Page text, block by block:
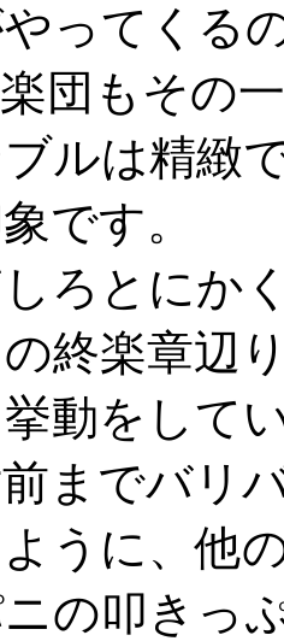
ってくる
楽団もその
ルは精緻
です。
ろとにか
終楽章辺
動をして
までバリ
うに、他
の叩きっ